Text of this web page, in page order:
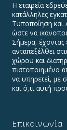
Η εταιρεία
κατάλληλες
Τυποποίηση και
ώστε να
Σήμερα, έχοντας
ανταπεξέλθει
χώρου και
πιστοποιημένο
να υπηρετεί, με
και ό,τι αυτή
Επικοινωνία